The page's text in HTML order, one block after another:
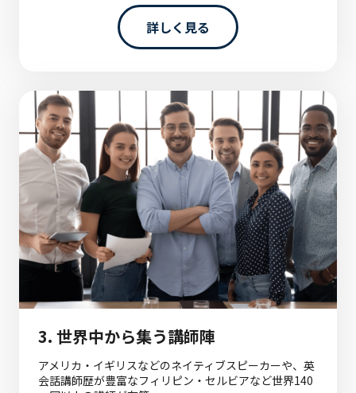
詳しく見る
3. 世界中から集う講師陣
アメリカ・イギリスなどのネイティブスピーカーや、英
会話講師歴が豊富なフィリピン・セルビアなど世界140